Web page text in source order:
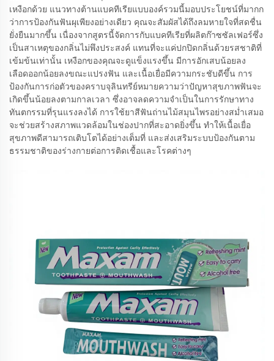
เหงือกด้วย แนวทางต้านแบคทีเรียแบบองค์รวมนี้มอบประโยชน์ที่มากก
ว่าการป้องกันฟันผุเพียงอย่างเดียว คุณจะสัมผัสได้ถึงลมหายใจที่สดชื่น
ยั่งยืนมากขึ้น เนื่องจากสูตรนี้จัดการกับแบคทีเรียที่ผลิตก๊าซซัลเฟอร์ซึ่ง
เป็นสาเหตุของกลิ่นไม่พึงประสงค์ แทนที่จะแค่ปกปิดกลิ่นด้วยรสชาติที่
เข้มข้นเท่านั้น เหงือกของคุณจะดูแข็งแรงขึ้น มีการอักเสบน้อยลง
เลือดออกน้อยลงขณะแปรงฟัน และเนื้อเยื่อมีความกระชับดีขึ้น การ
ป้องกันการก่อตัวของคราบจุลินทรีย์หมายความว่าปัญหาสุขภาพฟันจะ
เกิดขึ้นน้อยลงตามกาลเวลา ซึ่งอาจลดความจำเป็นในการรักษาทาง
ทันตกรรมที่รุนแรงลงได้ การใช้ยาสีฟันถ่านไม้สมุนไพรอย่างสม่ำเสมอ
จะช่วยสร้างสภาพแวดล้อมในช่องปากที่สะอาดยิ่งขึ้น ทำให้เนื้อเยื่อ
สุขภาพดีสามารถเติบโตได้อย่างเต็มที่ และส่งเสริมระบบป้องกันตาม
ธรรมชาติของร่างกายต่อการติดเชื้อและโรคต่างๆ